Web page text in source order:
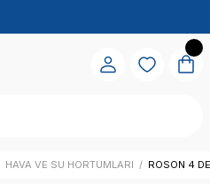
HAVA VE SU HORTUMLARI ROSON 4